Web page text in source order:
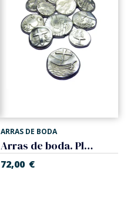
ARRAS DE BODA
Arras de boda. Plateado
72,00 €